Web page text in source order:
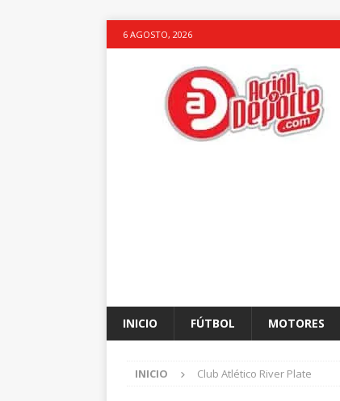
6 AGOSTO, 2026
INICIO FÚTBOL MOTORES
INICIO Club Atlético River Plate